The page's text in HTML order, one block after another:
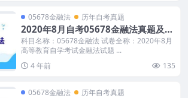
05678金融法 历年自考真题
2020年8月自考05678金融法真题及答
案
科目名称：05678金融法 试卷全称：2020年8月
高等教育自学考试金融法试题 ...
4 年前
135
05678金融法 历年自考真题